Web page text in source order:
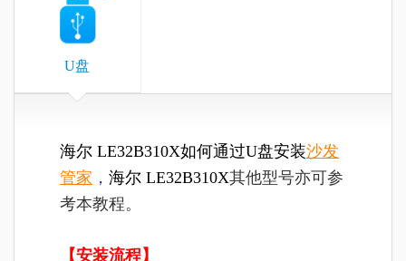
U盘
海尔 LE32B310X如何通过U盘安装沙发
管家 ， 海尔 LE32B310X其他型号亦可参
考本教程。
【安装流程】